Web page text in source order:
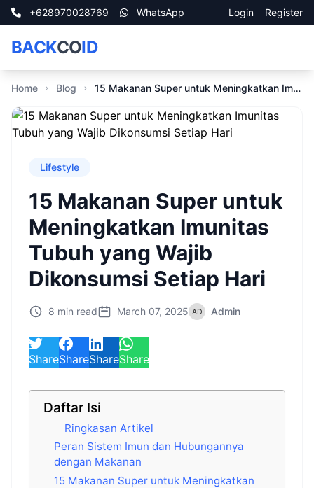
+628970028769 WhatsApp Login Register
BACKCOID
Home Blog 15 Makanan Super untuk Meningkatkan Imunitas Tubuh yang Wajib Dikonsumsi Setiap Hari
Lifestyle
15 Makanan Super untuk
Meningkatkan Imunitas
Tubuh yang Wajib
Dikonsumsi Setiap Hari
8 min read March 07, 2025 Admin
ShareShareShareShare
Daftar Isi
Ringkasan Artikel
Peran Sistem Imun dan Hubungannya
dengan Makanan
15 Makanan Super untuk Meningkatkan